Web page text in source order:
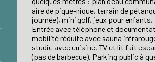
aire de pique-nique, terrain de
journée), mini golf, jeux pour
Entrée avec téléphone et
mobilité réduite avec sauna
studio avec cuisine, TV et lit fait
(pas de barbecue). Parking public à